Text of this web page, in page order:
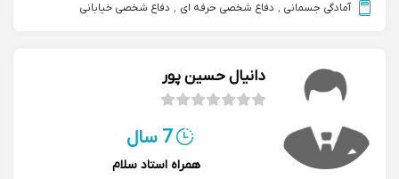
آمادگی جسمانی , دفاع شخصی حرفه ای , دفاع شخصی خیابانی
دانیال حسین پور
7 سال
همراه استاد سلام